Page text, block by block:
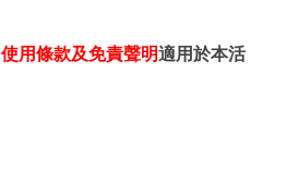
使用條款及免責聲明適用於本活